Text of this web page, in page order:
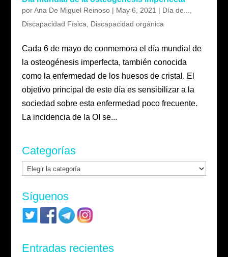
porAna De Miguel Reinoso| May 6, 2021 | Día de...
Discapacidad Física
Discapacidad orgánica
Cada 6 de mayo de conmemora el día mundial de
la osteogénesis imperfecta, también conocida
como la enfermedad de los huesos de cristal. El
objetivo principal de este día es sensibilizar a la
sociedad sobre esta enfermedad poco frecuente.
La incidencia de la OI se...
Categorías
Categorías
Síguenos
Entradas recientes